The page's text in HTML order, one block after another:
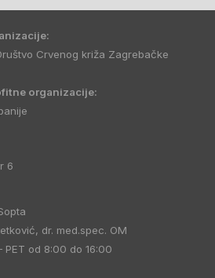
Crvenog križa Zagrebačke
organizacije:
6
dr. med.spec. OM
PET od 8:00 do 16:00